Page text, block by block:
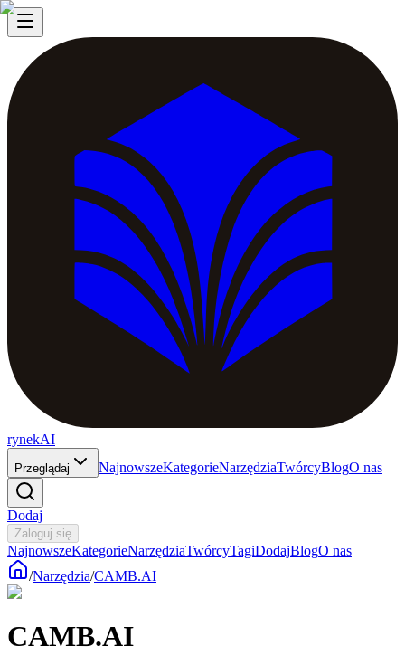
rynekAI
Przeglądaj NajnowszeKategorieNarzędziaTwórcyBlogO nas
Dodaj
Zaloguj się
NajnowszeKategorieNarzędziaTwórcyTagiDodajBlogO nas
/Narzędzia/CAMB.AI
CAMB.AI